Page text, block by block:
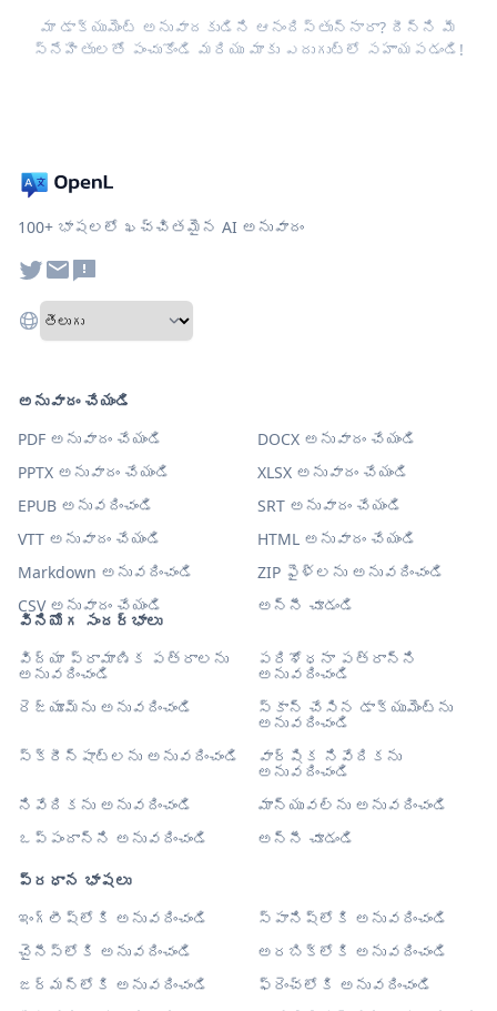
మా డాక్యుమెంట్ అనువాదకుడిని ఆనందిస్తున్నారా? దీన్ని మీ
స్నేహితులతో పంచుకోండి మరియు మాకు ఎదుగుట్లో సహాయపడండి!
100+ భాషలలో ఖచ్చితమైన AI అనువాదం
వినియోగ సందర్భాలు
విద్యా ప్రామాణిక పత్రాలను
అనువదించండి
పరిశోధనా పత్రాన్ని
అనువదించండి
రెజ్యూమ్‌ను అనువదించండి
స్కాన్ చేసిన డాక్యుమెంట్‌ను
అనువదించండి
స్క్రీన్‌షాట్‌లను అనువదించండి
వార్షిక నివేదికను
అనువదించండి
నివేదికను అనువదించండి
మాన్యువల్‌ను అనువదించండి
ఒప్పందాన్ని అనువదించండి
అన్నీ చూడండి
ప్రధాన భాషలు
ఇంగ్లీష్‌లోకి అనువదించండి
స్పానిష్‌లోకి అనువదించండి
చైనీస్‌లోకి అనువదించండి
అరబిక్‌లోకి అనువదించండి
జర్మన్‌లోకి అనువదించండి
ఫ్రెంచ్‌లోకి అనువదించండి
అనువాదం చేయండి
PDF అనువాదం చేయండి
DOCX అనువాదం చేయండి
PPTX అనువాదం చేయండి
XLSX అనువాదం చేయండి
EPUB అనువదించండి
SRT అనువాదం చేయండి
VTT అనువాదం చేయండి
HTML అనువాదం చేయండి
Markdown అనువదించండి
ZIP ఫైళ్లను అనువదించండి
CSV అనువాదం చేయండి
అన్నీ చూడండి